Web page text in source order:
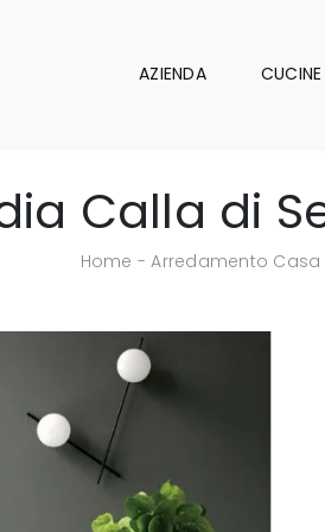
AZIENDA CUCINE
Calla di
Home -Arredamento Casa